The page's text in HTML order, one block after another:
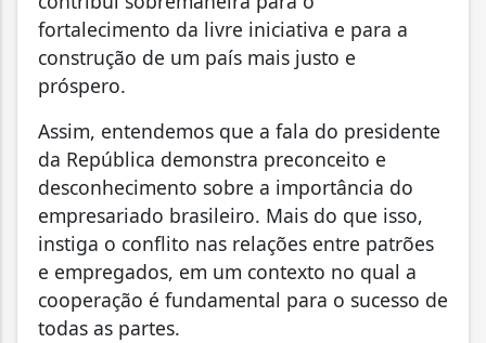
fortalecimento da livre iniciativa e para a
construção de um país mais justo e
próspero.
Assim, entendemos que a fala do presidente
da República demonstra preconceito e
desconhecimento sobre a importância do
empresariado brasileiro. Mais do que isso,
instiga o conflito nas relações entre patrões
e empregados, em um contexto no qual a
cooperação é fundamental para o sucesso de
todas as partes.